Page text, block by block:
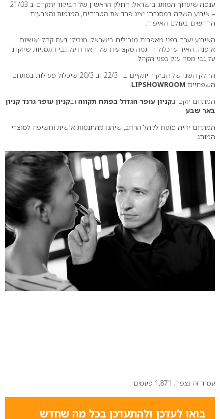
ענפה שיערוך המותג בישראל: החלק הראשון של הביקור יתקיים ב 21/03
– אירוע השקה במסגרתו יציג פרד את הטרנדים, המגמות והצבעים
החדשים בעולם האיפור.
האירוע יערך בפני מאפרים מובילים בישראל, מובילי דעת קהל ואשיות
אופנה. האירוע יכלול הדגמה מקצועית של האורח על גבי דוגמניות שיוקרנו
על גבי מסך ענק בפני הקהל.
החלק השני של הביקור יתקיים ב– 22/3 וב 20/3 שיכלול פעילות במתחם
השפתיים LIPSHOWROOM
.
המתחם יוקם בקניון עופר הגדול בפתח תקווה ובקניון עופר גרנד קניון
באר שבע.
המתחם יהיה פתוח לקהל הרחב, שיהנו מהתנסות אישית וחשיפה למוצרי
המותג.
עמוד זה נצפה: 1,871 פעמים
בואו לעדכן ולהתעדכן בכל מה שחדש